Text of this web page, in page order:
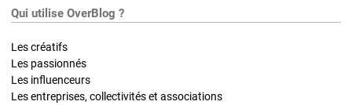
Qui utilise OverBlog ?
Les créatifs
Les passionnés
Les influenceurs
Les entreprises, collectivités et associations